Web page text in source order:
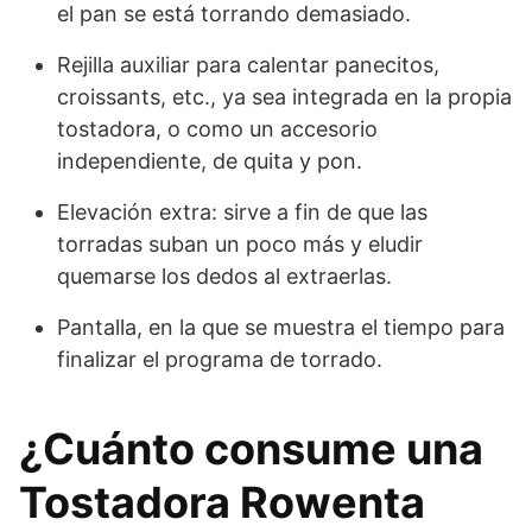
el pan se está torrando demasiado.
Rejilla auxiliar para calentar panecitos,
croissants, etc., ya sea integrada en la propia
tostadora, o como un accesorio
independiente, de quita y pon.
Elevación extra: sirve a fin de que las
torradas suban un poco más y eludir
quemarse los dedos al extraerlas.
Pantalla, en la que se muestra el tiempo para
finalizar el programa de torrado.
¿Cuánto consume una
Tostadora Rowenta